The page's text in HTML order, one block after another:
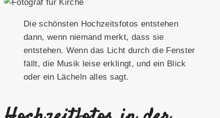
Die schönsten Hochzeitsfotos entstehen
dann, wenn niemand merkt, dass sie
entstehen. Wenn das Licht durch die Fenster
fällt, die Musik leise erklingt, und ein Blick
oder ein Lächeln alles sagt.